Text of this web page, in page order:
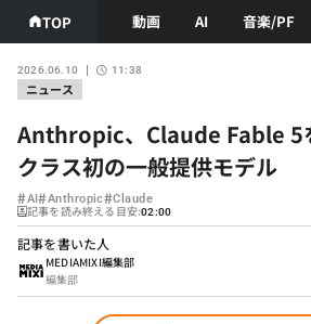
TOP 動画 AI 音楽/PF
ニュース
2026.06.10 11:38
Anthropic、Claude Fable 5
クラス初の一般提供モデル
#AI#Anthropic#Claude
記事を読み終える目安:02:00
記事を書いた人
MEDIAMIXI編集部
編集部